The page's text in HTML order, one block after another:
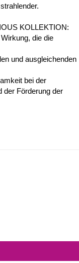
KOLLEKTION:
die die
und ausgleichenden
bei der
der Förderung der